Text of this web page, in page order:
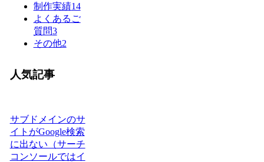
制作実績14
よくあるご
質問3
その他2
人気記事
サブドメインのサ
イトがGoogle検索
に出ない（サーチ
コンソールではイ